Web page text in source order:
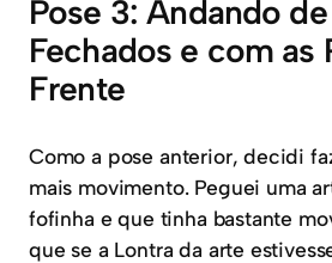
Pose 3: Andando
Fechados e com as
Frente
Como a pose anterior, decidi
mais movimento. Peguei uma
fofinha e que tinha bastante
que se a Lontra da arte